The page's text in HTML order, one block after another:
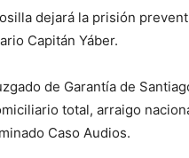
dejará la prisión
Capitán Yáber.
de Garantía de
total, arraigo
Caso Audios.